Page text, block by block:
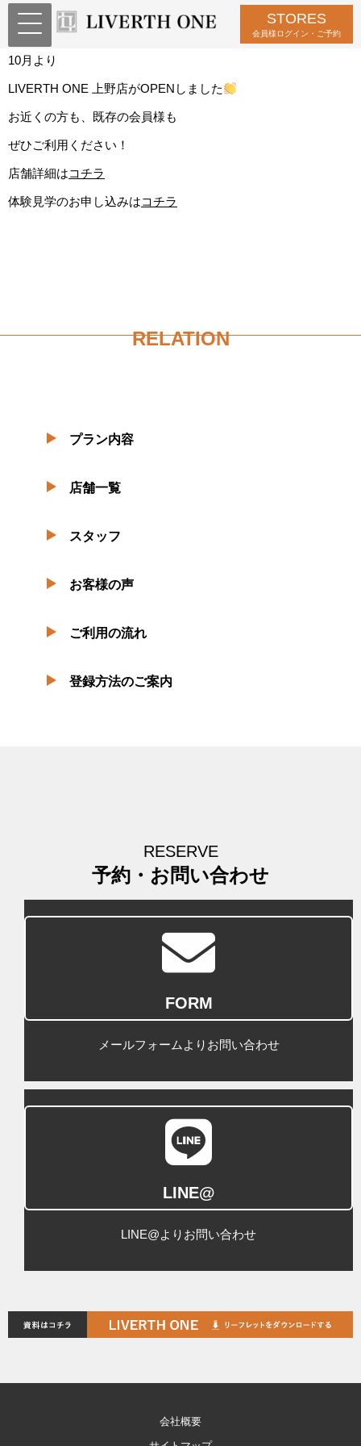
STORES
会員様ログイン・ご予約
LIVERTH ONE 上野店 OPEN！！
10月より
LIVERTH ONE 上野店がOPENしました
お近くの方も、既存の会員様も
ぜひご利用ください！
店舗詳細はコチラ
体験見学のお申し込みはコチラ
RELATION
プラン内容
店舗一覧
スタッフ
お客様の声
ご利用の流れ
登録方法のご案内
RESERVE
予約・お問い合わせ
FORM
メールフォームよりお問い合わせ
LINE@
LINE@よりお問い合わせ
会社概要